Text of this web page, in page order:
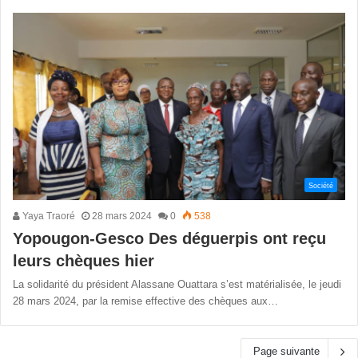
Société
Yaya Traoré 28 mars 2024 0 538
Yopougon-Gesco Des déguerpis ont reçu
leurs chèques hier
La solidarité du président Alassane Ouattara s’est matérialisée, le jeudi
28 mars 2024, par la remise effective des chèques aux…
Page suivante